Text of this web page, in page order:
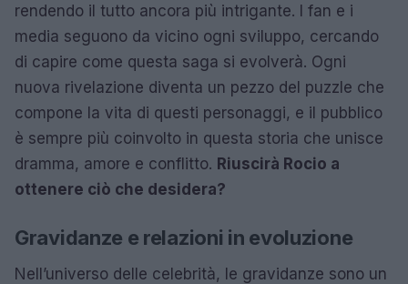
rendendo il tutto ancora più intrigante. I fan e i
media seguono da vicino ogni sviluppo, cercando
di capire come questa saga si evolverà. Ogni
nuova rivelazione diventa un pezzo del puzzle che
compone la vita di questi personaggi, e il pubblico
è sempre più coinvolto in questa storia che unisce
dramma, amore e conflitto. Riuscirà Rocio a
ottenere ciò che desidera?
Gravidanze e relazioni in evoluzione
Nell’universo delle celebrità, le gravidanze sono un